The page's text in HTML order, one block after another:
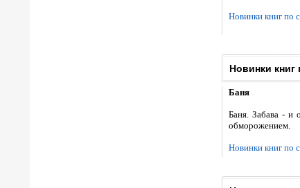
Новинки книг по
Новинки книг
Баня
Баня. Забава - и
обморожением.
Новинки книг по